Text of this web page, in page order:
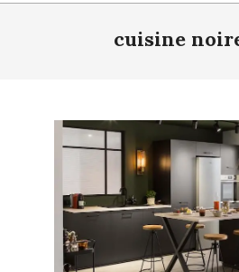
DÉCORATION
LIVING
cuisine